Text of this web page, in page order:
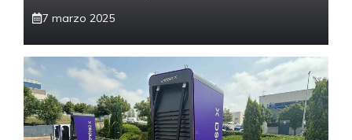
7 marzo 2025